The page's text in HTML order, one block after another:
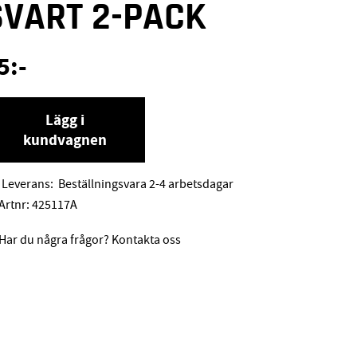
2-PACK
:-
Lägg i
kundvagnen
Leverans: Beställningsvara 2-4 arbetsdagar
425117A
du några frågor? Kontakta oss